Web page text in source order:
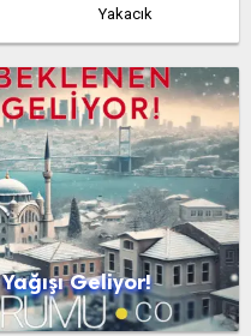
Yakacık
Payas
Geliyor!